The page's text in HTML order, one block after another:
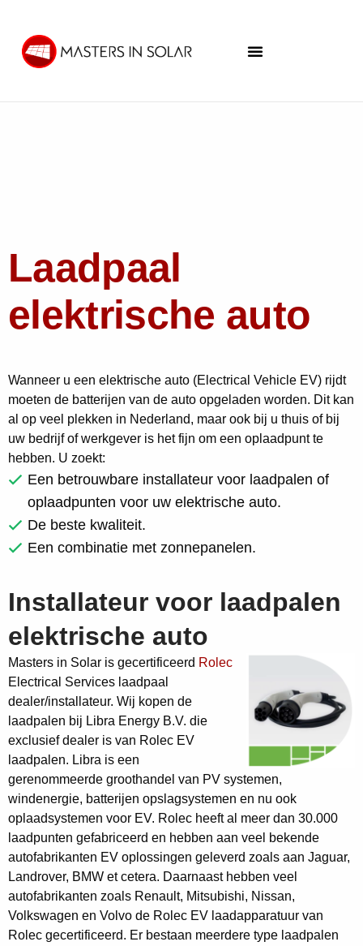
Laadpaal
elektrische auto
Wanneer u een elektrische auto (Electrical Vehicle EV) rijdt
moeten de batterijen van de auto opgeladen worden. Dit kan
al op veel plekken in Nederland, maar ook bij u thuis of bij
uw bedrijf of werkgever is het fijn om een oplaadpunt te
hebben. U zoekt:
Een betrouwbare installateur voor laadpalen of
oplaadpunten voor uw elektrische auto.
De beste kwaliteit.
Een combinatie met zonnepanelen.
Installateur voor laadpalen
elektrische auto
Masters in Solar is gecertificeerd Rolec
Electrical Services laadpaal
dealer/installateur. Wij kopen de
laadpalen bij Libra Energy B.V. die
exclusief dealer is van Rolec EV
laadpalen. Libra is een
gerenommeerde groothandel van PV systemen,
windenergie, batterijen opslagsystemen en nu ook
oplaadsystemen voor EV. Rolec heeft al meer dan 30.000
laadpunten gefabriceerd en hebben aan veel bekende
autofabrikanten EV oplossingen geleverd zoals aan Jaguar,
Landrover, BMW et cetera. Daarnaast hebben veel
autofabrikanten zoals Renault, Mitsubishi, Nissan,
Volkswagen en Volvo de Rolec EV laadapparatuur van
Rolec gecertificeerd. Er bestaan meerdere type laadpalen